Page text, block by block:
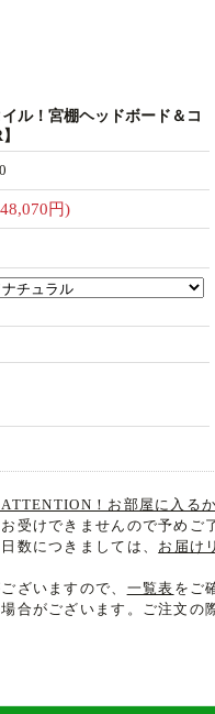
ル！宮棚ヘッドボード＆コ
円)
ATTENTION！お部屋に入る
受けできませんので予めご
数につきましては、 お届け
ざいますので、 一覧表 をご
合がございます。ご注文の